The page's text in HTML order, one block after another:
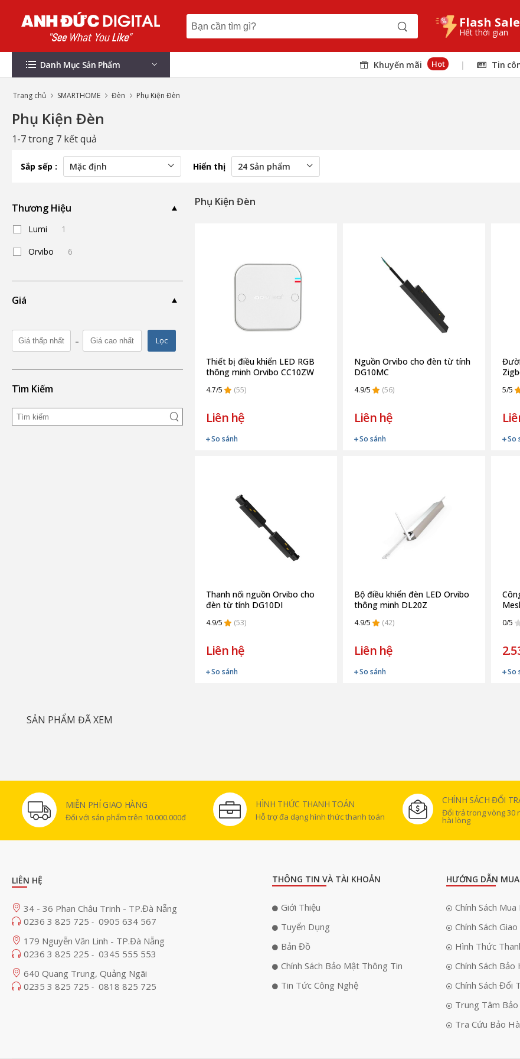
Flash Sale
Hết thời gian
Danh Mục Sản Phẩm Khuyến mãi Hot | Tin
Trang chủ SMARTHOME Đèn Phụ Kiện Đèn
Phụ Kiện Đèn
1-7 trong 7 kết quả
Sắp sếp : Hiển thị
Thương Hiệu
Lumi
1
Orvibo
6
Giá
- Lọc
Tìm Kiếm
Phụ Kiện Đèn
Thiết bị điều khiển LED RGB
thông minh Orvibo CC10ZW
4.7/5 (55)
Liên hệ
So sánh
Nguồn Orvibo cho đèn từ tính
DG10MC
4.9/5 (56)
Liên hệ
So sánh
5/5
So
Thanh nối nguồn Orvibo cho
đèn từ tính DG10DI
4.9/5 (53)
Liên hệ
So sánh
Bộ điều khiển đèn LED Orvibo
thông minh DL20Z
4.9/5 (42)
Liên hệ
So sánh
0/5
So
SẢN PHẨM ĐÃ XEM
MIỄN PHÍ GIAO HÀNG
Đối với sản phẩm trên 10.000.000đ
HÌNH THỨC THANH TOÁN
Hỗ trợ đa dạng hình thức thanh toán
CHÍNH SÁCH ĐỔI
Đổi trả trong vòng 30
hài lòng
LIÊN HỆ
34 - 36 Phan Châu Trinh - TP.Đà Nẵng
0236 3 825 725 - 0905 634 567
179 Nguyễn Văn Linh - TP.Đà Nẵng
0236 3 825 225 - 0345 555 553
640 Quang Trung, Quảng Ngãi
0235 3 825 725 - 0818 825 725
THÔNG TIN VÀ TÀI KHOẢN
Giới Thiệu
Tuyển Dụng
Bản Đồ
Chính Sách Bảo Mật Thông Tin
Tin Tức Công Nghệ
HƯỚNG DẪN
Chính Sách
Chính Sách
Hình Thức
Chính Sách Bảo
Chính Sách Đổi
Trung Tâm Bảo
Tra Cứu Bảo